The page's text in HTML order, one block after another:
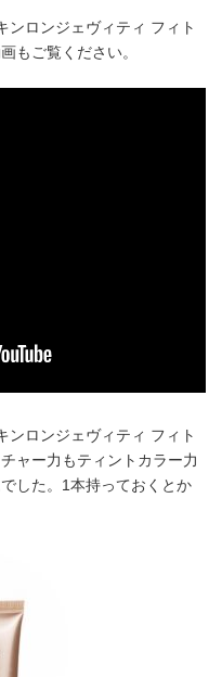
ロンジェヴィティ フィト
もご覧ください。
ロンジェヴィティ フィト
ャー力もティントカラー力
した。1本持っておくとか